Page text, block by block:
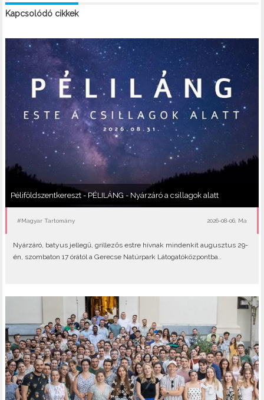
Kapcsolódó cikkek
Péliföldszentkereszt - PÉLILÁNG - Nyárzáró a csillagok alatt
#Magyar Tartomány 2026-08-06, Ma
Nyárzáró, batyus jellegű, grillezős estre hívnak mindenkit augusztus 29-
én, szombaton 17 órától a Gerecse Natúrpark Látogatóközpontba..